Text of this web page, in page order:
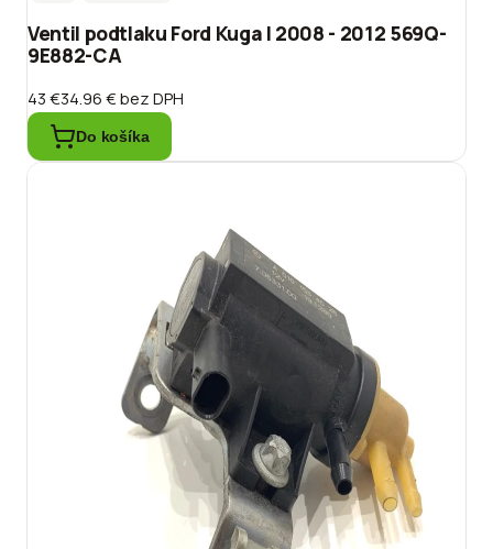
Ventil podtlaku Ford Kuga I 2008 - 2012 569Q-
9E882-CA
43 €34.96 €bez DPH
Do košíka